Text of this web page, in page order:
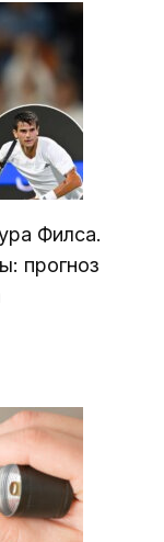
Филса.
прогноз